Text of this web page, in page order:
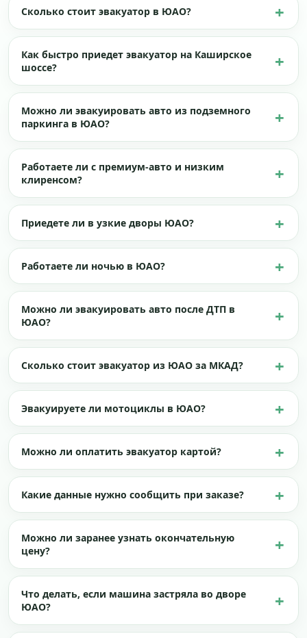
Сколько стоит эвакуатор в ЮАО?
Как быстро приедет эвакуатор на Каширское
шоссе?
Можно ли эвакуировать авто из подземного
паркинга в ЮАО?
Работаете ли с премиум-авто и низким
клиренсом?
Приедете ли в узкие дворы ЮАО?
Работаете ли ночью в ЮАО?
Можно ли эвакуировать авто после ДТП в
ЮАО?
Сколько стоит эвакуатор из ЮАО за МКАД?
Эвакуируете ли мотоциклы в ЮАО?
Можно ли оплатить эвакуатор картой?
Какие данные нужно сообщить при заказе?
Можно ли заранее узнать окончательную
цену?
Что делать, если машина застряла во дворе
ЮАО?